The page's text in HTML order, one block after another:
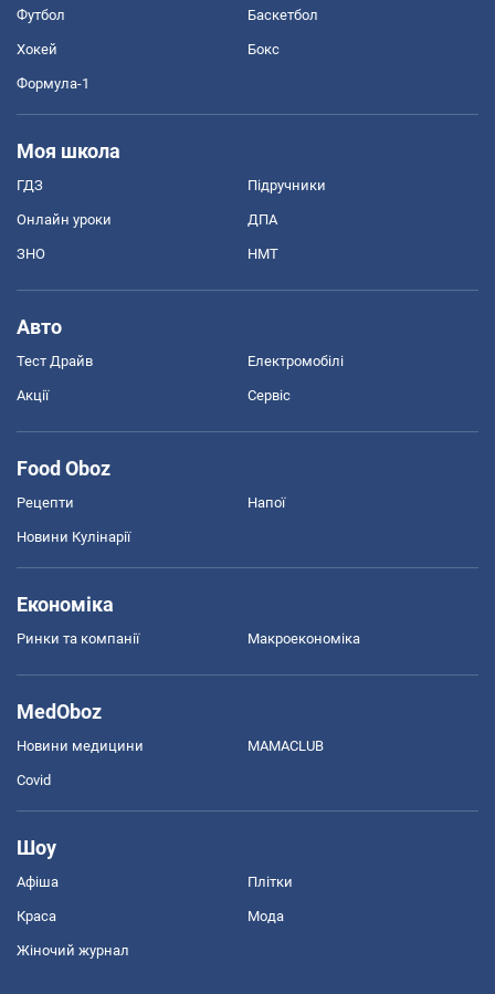
Футбол Баскетбол
Хокей Бокс
Формула-1
Моя школа
ГДЗ Підручники
Онлайн уроки ДПА
ЗНО НМТ
Авто
Тест Драйв Електромобілі
Акції Сервіс
Food Oboz
Рецепти Напої
Новини Кулінарії
Економіка
Ринки та компанії Макроекономіка
MedOboz
Новини медицини MAMACLUB
Covid
Шоу
Афіша Плітки
Краса Мода
Жіночий журнал